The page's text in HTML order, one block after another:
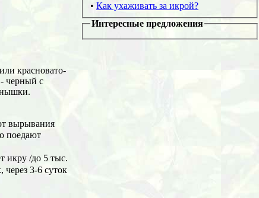
красновато-
черный с
вырывания
поедают
икру /до 5 тыс.
3-6 суток
• Как ухаживать за икрой?
Интересные предложения